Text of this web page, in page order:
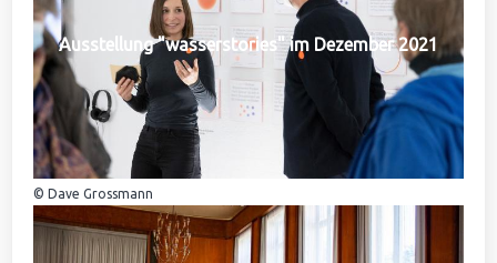
Ausstellung "wasserstories" im Dezember 2021
© Dave Grossmann